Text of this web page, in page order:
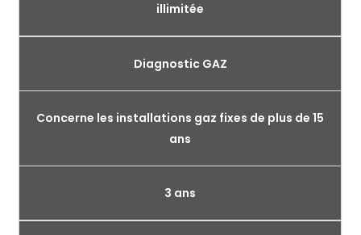
illimitée
Diagnostic GAZ
Concerne les installations gaz fixes de plus de 15
ans
3 ans